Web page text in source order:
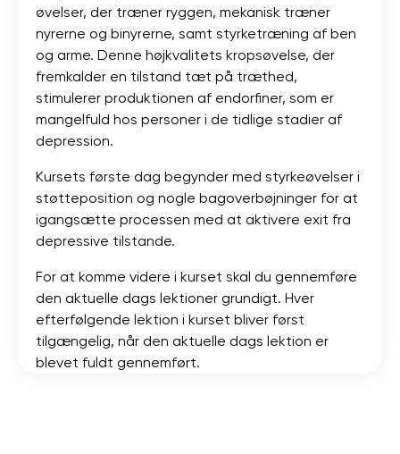
øvelser, der træner ryggen, mekanisk træner
nyrerne og binyrerne, samt styrketræning af ben
og arme. Denne højkvalitets kropsøvelse, der
fremkalder en tilstand tæt på træthed,
stimulerer produktionen af ​​endorfiner, som er
mangelfuld hos personer i de tidlige stadier af
depression.
Kursets første dag begynder med styrkeøvelser i
støtteposition og nogle bagoverbøjninger for at
igangsætte processen med at aktivere exit fra
depressive tilstande.
For at komme videre i kurset skal du gennemføre
den aktuelle dags lektioner grundigt. Hver
efterfølgende lektion i kurset bliver først
tilgængelig, når den aktuelle dags lektion er
blevet fuldt gennemført.